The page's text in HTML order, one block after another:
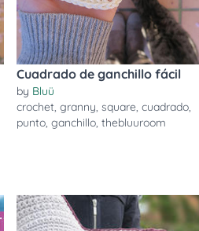
Cuadrado de ganchillo fácil
by Bluü
crochet,granny,square,cuadrado,
punto,ganchillo,thebluuroom